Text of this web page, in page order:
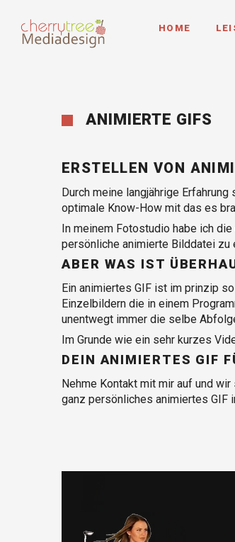
HOME
ANIMIERTE GIFS
ERSTELLEN VON
Durch meine langjährige
optimale Know-How mit das es
In meinem Fotostudio habe ich
persönliche animierte Bilddatei zu
ABER WAS IST
Ein animiertes GIF ist im prinzip
Einzelbildern die in einem
unentwegt immer die selbe
Im Grunde wie ein sehr kurzes
DEIN ANIMIERTES GIF
Nehme Kontakt mit mir auf und
ganz persönliches animiertes GIF